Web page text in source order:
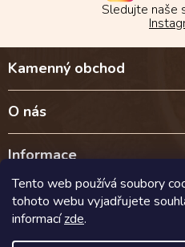
Tento web používá soubory
tohoto webu vyjadřujete
informacízde.
Sledujte naše
Z
p
Kamenný obchod
O nás
Informace
Kontakt
Doprava a platba